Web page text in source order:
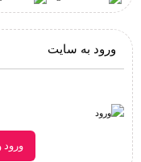
ورود به سایت
ورود